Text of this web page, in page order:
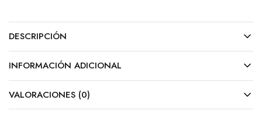
DESCRIPCIÓN
INFORMACIÓN ADICIONAL
VALORACIONES (0)